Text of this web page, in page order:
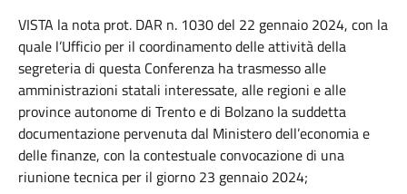
VISTA la nota prot. DAR n. 1030 del 22 gennaio 2024, con la
quale l’Ufficio per il coordinamento delle attività della
segreteria di questa Conferenza ha trasmesso alle
amministrazioni statali interessate, alle regioni e alle
province autonome di Trento e di Bolzano la suddetta
documentazione pervenuta dal Ministero dell’economia e
delle finanze, con la contestuale convocazione di una
riunione tecnica per il giorno 23 gennaio 2024;